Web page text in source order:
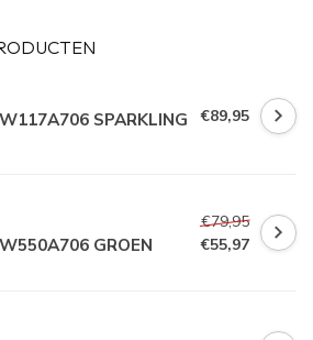
SPARKLING €89,95
GROEN
€79,95
€55,97